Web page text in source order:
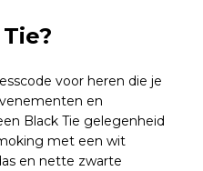
voor heren die je
en
Black Tie gelegenheid
met een wit
en nette zwarte